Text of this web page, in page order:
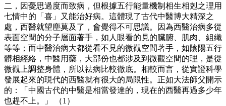
二，因憂思過度而致病，但根據五行能量機制相生相剋之理用
七情中的「喜」又能治好病。這體現了古代中醫博大精深之
處，西醫就望塵莫及了，會覺得不可思議。因為西醫治病多從
表面空間的分子層面著手，如人眼看的見的臟腑、肌肉、組織
等等；而中醫治病大都從看不見的微觀空間著手，如陰陽五行
髒相經絡，中醫用藥，大部份也都涉及到微觀空間的理，是從
微觀上調整身體，所以祛病比較徹底。相較而言，從實證科學
發展起來的現代的西醫就有很大的局限性。正如大法師父開示
的：「中國古代的中醫是相當發達的，現在的西醫再過多少年
也趕不上。」 （1）